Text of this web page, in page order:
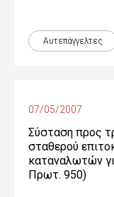
Αυτεπάγγελτες
07/05/2007
Σύσταση προς
σταθερού
καταναλωτών
Πρωτ. 950)